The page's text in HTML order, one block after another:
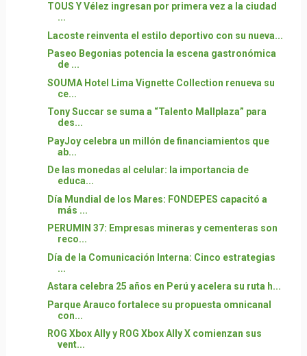
TOUS Y Vélez ingresan por primera vez a la ciudad
...
Lacoste reinventa el estilo deportivo con su nueva...
Paseo Begonias potencia la escena gastronómica
de ...
SOUMA Hotel Lima Vignette Collection renueva su
ce...
Tony Succar se suma a “Talento Mallplaza” para
des...
PayJoy celebra un millón de financiamientos que
ab...
De las monedas al celular: la importancia de
educa...
Día Mundial de los Mares: FONDEPES capacitó a
más ...
PERUMIN 37: Empresas mineras y cementeras son
reco...
Día de la Comunicación Interna: Cinco estrategias
...
Astara celebra 25 años en Perú y acelera su ruta h...
Parque Arauco fortalece su propuesta omnicanal
con...
ROG Xbox Ally y ROG Xbox Ally X comienzan sus
vent...